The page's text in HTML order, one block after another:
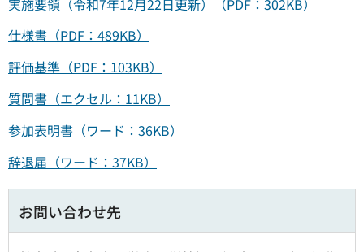
仕様書（PDF：489KB）
評価基準（PDF：103KB）
質問書（エクセル：11KB）
参加表明書（ワード：36KB）
辞退届（ワード：37KB）
お問い合わせ先